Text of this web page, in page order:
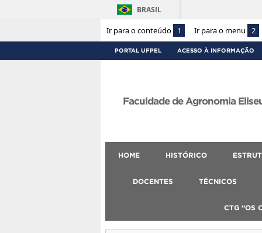
Ir para o conteúdo 1 Ir para o menu 2
BRASIL
PORTAL UFPEL ACESSO À INFORMAÇÃO
Faculdade de Agronomia
HOME HISTÓRICO
DOCENTES TÉCNICOS
CTG “OS